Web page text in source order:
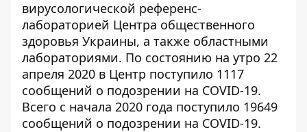
вирусологической референс-
лабораторией Центра общественного
здоровья Украины, а также областными
лабораториями. По состоянию на утро 22
апреля 2020 в Центр поступило 1117
сообщений о подозрении на COVID-19.
Всего с начала 2020 года поступило 19649
сообщений о подозрении на COVID-19.